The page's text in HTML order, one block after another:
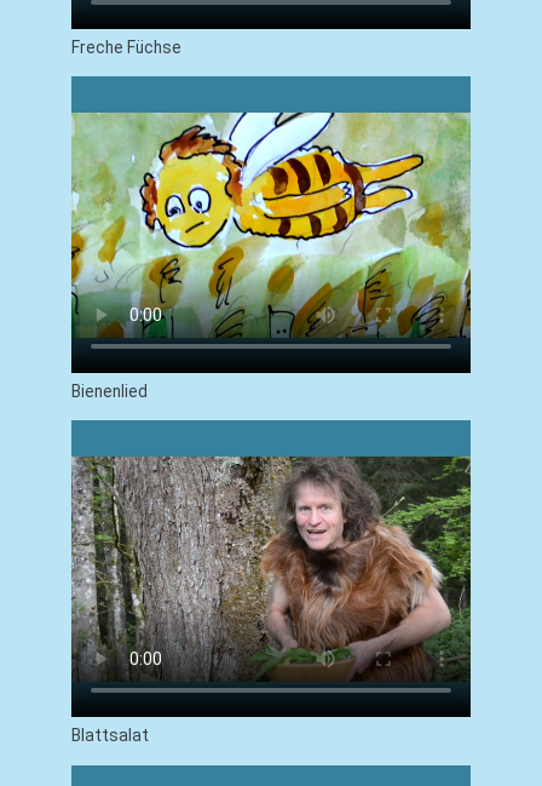
Freche Füchse
Bienenlied
Blattsalat